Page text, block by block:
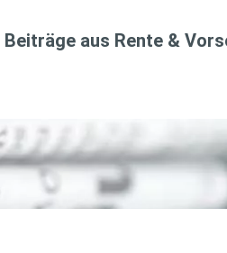
Beiträge aus Rente &